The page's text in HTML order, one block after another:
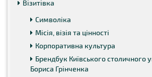
Візитівка
Символіка
Місія, візія та цінності
Корпоративна культура
Брендбук Київського столичного
Бориса Грінченка